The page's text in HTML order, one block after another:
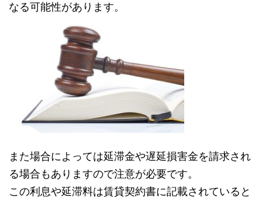
なる可能性があります。
また場合によっては延滞金や遅延損害金を請求され
る場合もありますので注意が必要です。
この利息や延滞料は賃貸契約書に記載されていると